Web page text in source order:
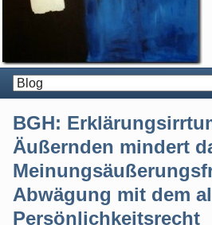
BGH:
Äußernden mindert
Abwägung mit dem
Persönlichkeitsrecht